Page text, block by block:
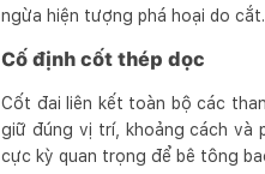
ngừa hiện tượng phá hoại do cắt.
Cố định cốt thép dọc
Cốt đai liên kết toàn bộ các
giữ đúng vị trí, khoảng cách và
cực kỳ quan trọng để bê tông